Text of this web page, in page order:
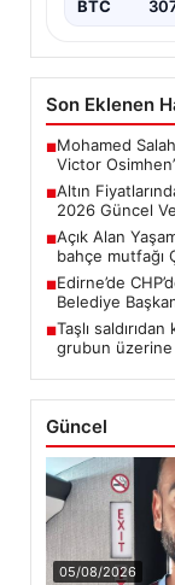
BTC
Son Eklenen
■Mohamed
Victor
■Altın
2026 Güncel
■Açık Alan
bahçe mutfağı
■Edirne’de
Belediye
■Taşlı
grubun
Güncel
05/08/2026